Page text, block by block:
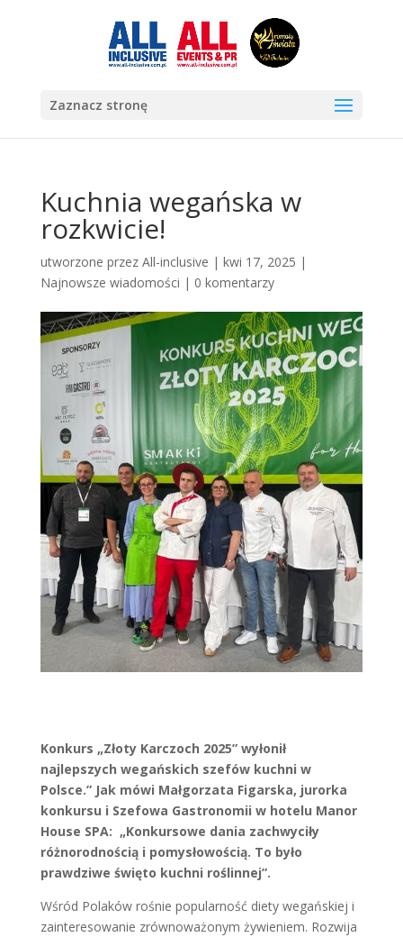
Zaznacz stronę
Kuchnia wegańska w
rozkwicie!
utworzone przez All-inclusive | kwi 17, 2025 |
Najnowsze wiadomości | 0 komentarzy
Konkurs „Złoty Karczoch 2025” wyłonił
najlepszych wegańskich szefów kuchni w
Polsce.” Jak mówi Małgorzata Figarska, jurorka
konkursu i Szefowa Gastronomii w hotelu Manor
House SPA: „Konkursowe dania zachwyciły
różnorodnością i pomysłowością. To było
prawdziwe święto kuchni roślinnej”.
Wśród Polaków rośnie popularność diety wegańskiej i
zainteresowanie zrównoważonym żywieniem. Rozwija